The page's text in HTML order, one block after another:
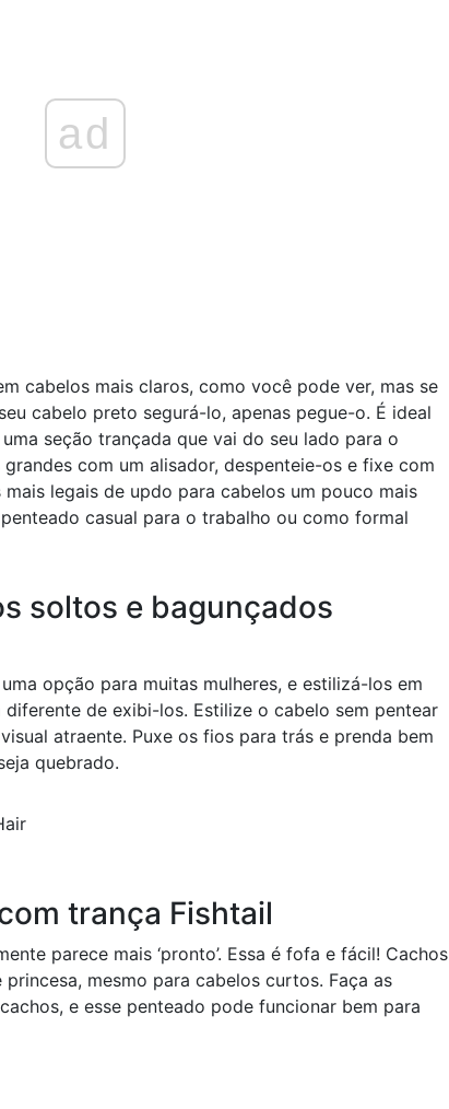
ad
cabelos mais claros, como você pode ver, mas se
cabelo preto segurá-lo, apenas pegue-o. É ideal
seção trançada que vai do seu lado para o
com um alisador, despenteie-os e fixe com
legais de updo para cabelos um pouco mais
casual para o trabalho ou como formal
soltos e bagunçados
opção para muitas mulheres, e estilizá-los em
de exibi-los. Estilize o cabelo sem pentear
atraente. Puxe os fios para trás e prenda bem
quebrado.
trança Fishtail
parece mais ‘pronto’. Essa é fofa e fácil! Cachos
mesmo para cabelos curtos. Faça as
e esse penteado pode funcionar bem para